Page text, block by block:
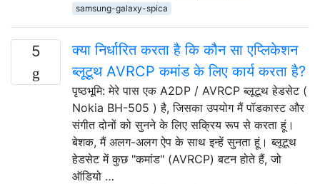
samsung-galaxy-spica
5
क्या निर्धारित करता है कि कौन सा एप्लिकेशन
ब्लूटूथ AVRCP कमांड के लिए कार्य करता है?
पृष्ठभूमि: मेरे पास एक A2DP / AVRCP ब्लूटूथ हेडसेट (
Nokia BH-505 ) है, जिसका उपयोग मैं पॉडकास्ट और
संगीत दोनों को सुनने के लिए सक्रिय रूप से करता हूं।
बेशक, मैं अलग-अलग ऐप के साथ इन्हें सुनता हूं। ब्लूटूथ
हेडसेट में कुछ "कमांड" (AVRCP) बटन होते हैं, जो
ऑडियो …